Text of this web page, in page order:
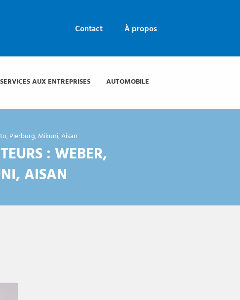
Contact À propos
SERVICES AUX ENTREPRISES AUTOMOBILE
Pierburg, Mikuni, Aisan
: WEBER,
AISAN